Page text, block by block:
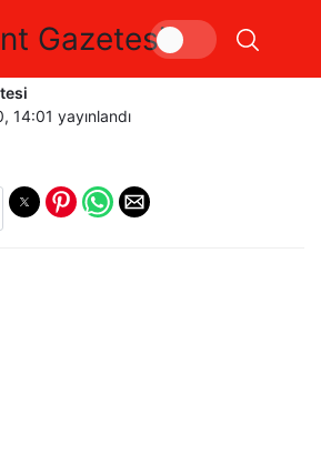
GazetesiKUTLANDI
14:01 yayınlandı